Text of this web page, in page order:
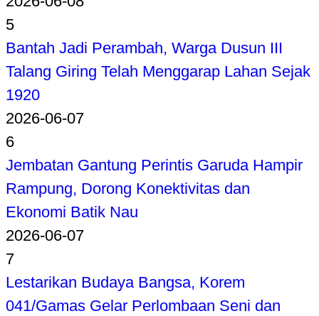
5
Bantah Jadi Perambah, Warga Dusun III
Talang Giring Telah Menggarap Lahan Sejak
1920
2026-06-07
6
Jembatan Gantung Perintis Garuda Hampir
Rampung, Dorong Konektivitas dan
Ekonomi Batik Nau
2026-06-07
7
Lestarikan Budaya Bangsa, Korem
041/Gamas Gelar Perlombaan Seni dan